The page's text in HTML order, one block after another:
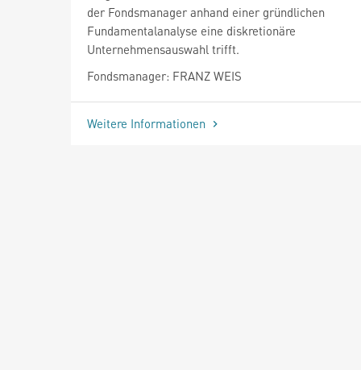
der Fondsmanager anhand einer gründlichen
Fundamentalanalyse eine diskretionäre
Unternehmensauswahl trifft.
Fondsmanager: FRANZ WEIS
Weitere Informationen